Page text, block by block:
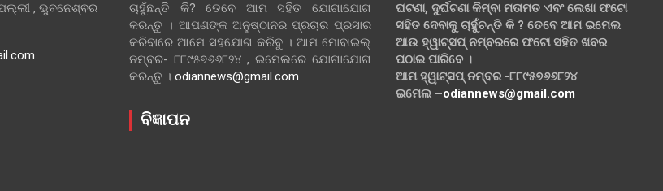
, ଭୁବନେଶ୍ଵର
ଚାହୁଁଛନ୍ତି କି? ତେବେ ଆମ ସହିତ ଯୋଗାଯୋଗ
କରନ୍ତୁ । ଆପଣଙ୍କ ଅନୁଷ୍ଠାନର ପ୍ରଚାର ପ୍ରସାର
କରିବାରେ ଆମେ ସହଯୋଗ କରିବୁ । ଆମ ମୋବାଇଲ୍
ନମ୍ବର- ୮୮୯୫୭୬୬୮୨୪ , ଇମେଲରେ ଯୋଗାଯୋଗ
କରନ୍ତୁ । odiannews@gmail.com
ବିଜ୍ଞାପନ
ଘଟଣା, ଦୁର୍ଘଟଣା କିମ୍ବା ମତାମତ ଏବଂ ଲେଖା ଫଟୋ
ସହିତ ଦେବାକୁ ଚାହୁଁଚନ୍ତି କି ? ତେବେ ଆମ ଇମେଲ
ଆଉ ହ୍ୱାଟ୍‌ସପ୍ ନମ୍ବରରେ ଫଟୋ ସହିତ ଖବର
ପଠାଇ ପାରିବେ ।
ଆମ ହ୍ୱାଟ୍‌ସପ୍ ନମ୍ବର -୮୮୯୫୭୬୬୮୨୪
ଇମେଲ –odiannews@gmail.com